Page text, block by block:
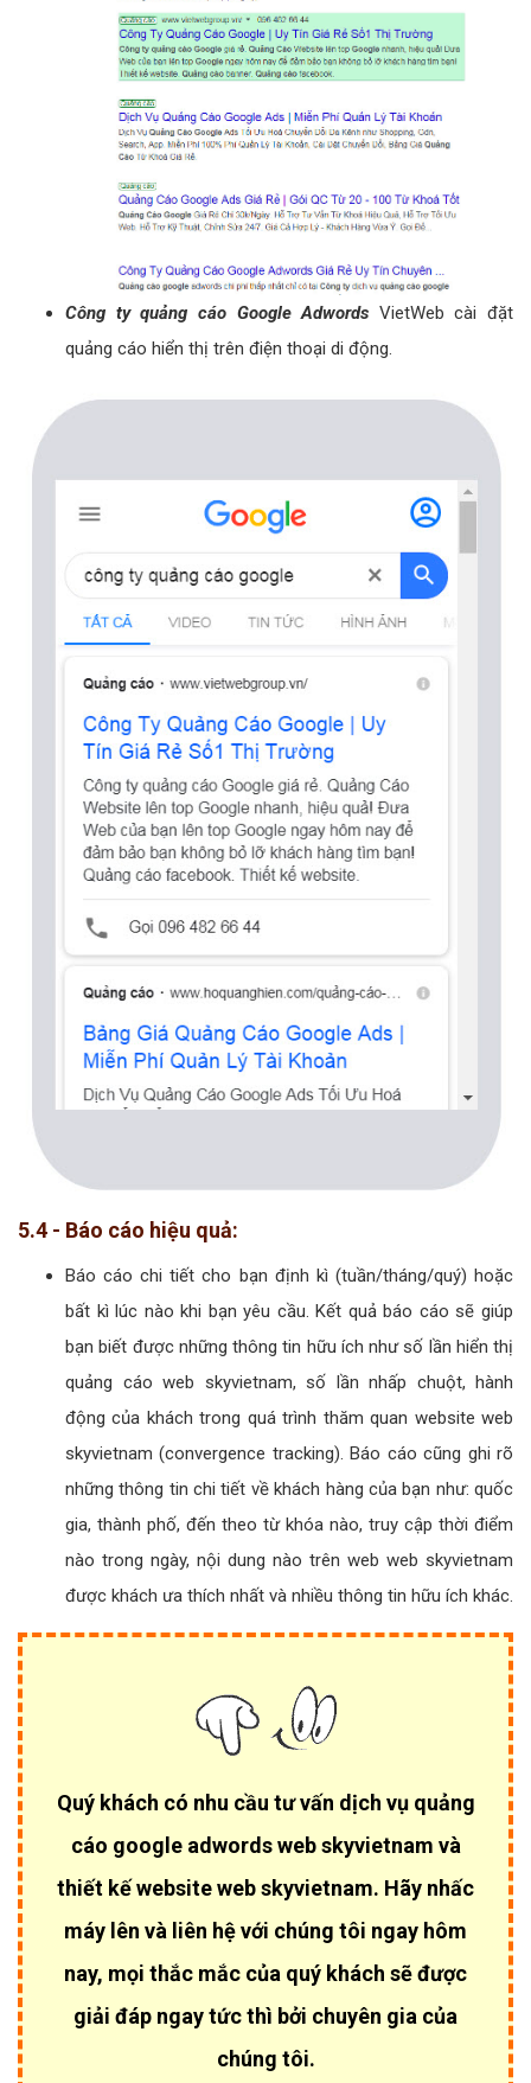
Công ty quảng cáo Google Adwords VietWeb cài đặt
quảng cáo hiển thị trên điện thoại di động.
5.4 - Báo cáo hiệu quả:
Báo cáo chi tiết cho bạn định kì (tuần/tháng/quý) hoặc
bất kì lúc nào khi bạn yêu cầu. Kết quả báo cáo sẽ giúp
bạn biết được những thông tin hữu ích như số lần hiển thị
quảng cáo web skyvietnam, số lần nhấp chuột, hành
động của khách trong quá trình thăm quan website web
skyvietnam (convergence tracking). Báo cáo cũng ghi rõ
những thông tin chi tiết về khách hàng của bạn như: quốc
gia, thành phố, đến theo từ khóa nào, truy cập thời điểm
nào trong ngày, nội dung nào trên web web skyvietnam
được khách ưa thích nhất và nhiều thông tin hữu ích khác.
Quý khách có nhu cầu tư vấn dịch vụ quảng
cáo google adwords web skyvietnam và
thiết kế website web skyvietnam. Hãy nhấc
máy lên và liên hệ với chúng tôi ngay hôm
nay, mọi thắc mắc của quý khách sẽ được
giải đáp ngay tức thì bởi chuyên gia của
chúng tôi.